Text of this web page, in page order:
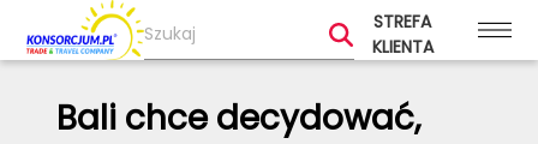
STREFA
KLIENTA
Bali chce decydować,